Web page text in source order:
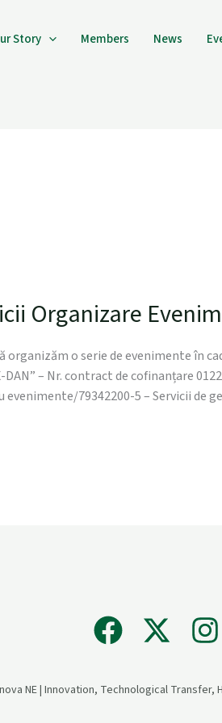
Story Members News
Organizare
organizăm o serie de evenimente în
DAN” – Nr. contract de cofinanțare
evenimente/79342200-5 – Servicii
NE | Innovation, Technological